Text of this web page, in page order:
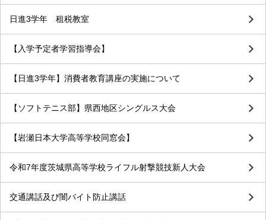
日進3学年 租税教室
【入学予定者学習指導会】
【日進3学年】消費者教育講座の実施について
【ソフトテニス部】県西地区シングルス大会
【岩瀬日本大学高等学校同窓会】
令和7年度茨城県高等学校ライフル射撃競技新人大会
交通講話及び闇バイト防止講話